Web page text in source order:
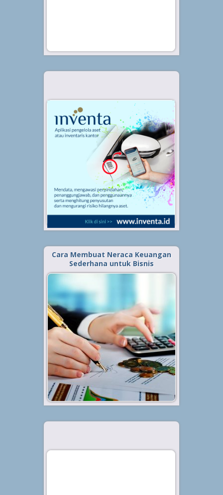
Cara Membuat Neraca Keuangan
Sederhana untuk Bisnis
Laporan keuangan dalam dunia
akuntansi tentu bukanlah hal yang
asing. Bahkan, membuat laporan
keuangan sendiri bagi para
akuntan sudah menjadi “makanan
sehari-hari”. Laporan keuangan
sendiri merupakan sebuah
informasi yang bisa digunakan
untuk ...
Baca Selengkapnya »